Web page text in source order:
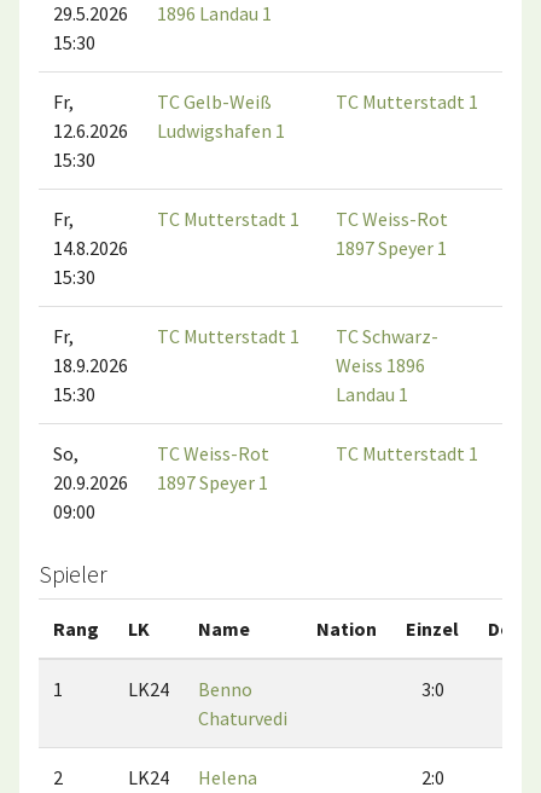
29.5.2026
15:30
1896 Landau 1
Fr,
12.6.2026
15:30
TC Gelb-Weiß
Ludwigshafen 1
TC Mutterstadt 1
Fr,
14.8.2026
15:30
TC Mutterstadt 1
TC Weiss-Rot
1897 Speyer 1
Fr,
18.9.2026
15:30
TC Mutterstadt 1
TC Schwarz-
Weiss 1896
Landau 1
So,
20.9.2026
09:00
TC Weiss-Rot
1897 Speyer 1
TC Mutterstadt 1
Spieler
Rang LK Name Nation Einzel
1 LK24
Benno
Chaturvedi
3:0
2 LK24
Helena
2:0